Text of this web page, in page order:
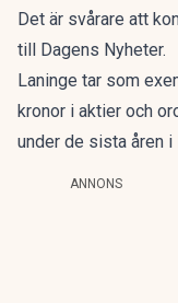
Det är svårare att
till Dagens Nyheter.
Laninge tar som
kronor i aktier och
under de sista åren i
ANNONS